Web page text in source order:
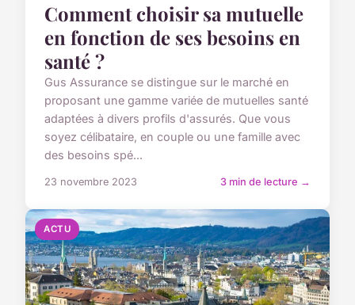
Comment choisir sa mutuelle
en fonction de ses besoins en
santé ?
Gus Assurance se distingue sur le marché en
proposant une gamme variée de mutuelles santé
adaptées à divers profils d'assurés. Que vous
soyez célibataire, en couple ou une famille avec
des besoins spé...
23 novembre 2023 3 min de lecture →
ACTU